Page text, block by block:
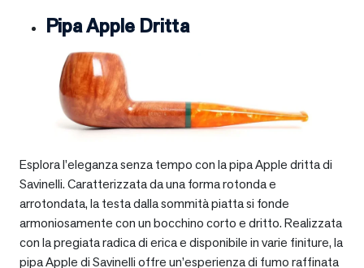
Pipa Apple Dritta
Esplora l’eleganza senza tempo con la pipa Apple dritta di
Savinelli. Caratterizzata da una forma rotonda e
arrotondata, la testa dalla sommità piatta si fonde
armoniosamente con un bocchino corto e dritto. Realizzata
con la pregiata radica di erica e disponibile in varie finiture, la
pipa Apple di Savinelli offre un’esperienza di fumo raffinata